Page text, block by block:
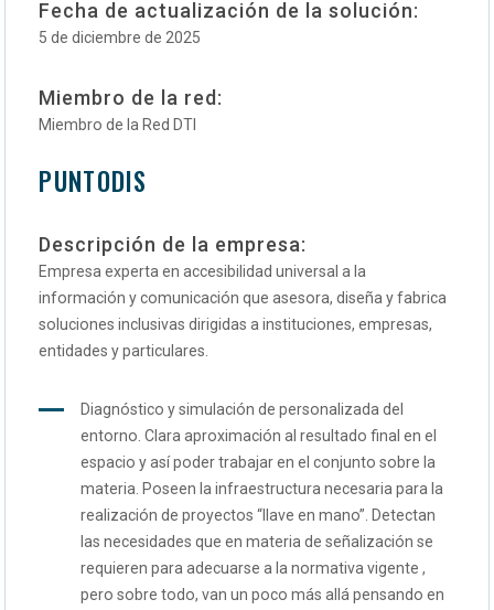
Fecha de actualización de la solución:
5 de diciembre de 2025
Miembro de la red:
Miembro de la Red DTI
PUNTODIS
Descripción de la empresa:
Empresa experta en accesibilidad universal a la
información y comunicación que asesora, diseña y fabrica
soluciones inclusivas dirigidas a instituciones, empresas,
entidades y particulares.
Diagnóstico y simulación de personalizada del
entorno. Clara aproximación al resultado final en el
espacio y así poder trabajar en el conjunto sobre la
materia. Poseen la infraestructura necesaria para la
realización de proyectos “llave en mano”. Detectan
las necesidades que en materia de señalización se
requieren para adecuarse a la normativa vigente ,
pero sobre todo, van un poco más allá pensando en